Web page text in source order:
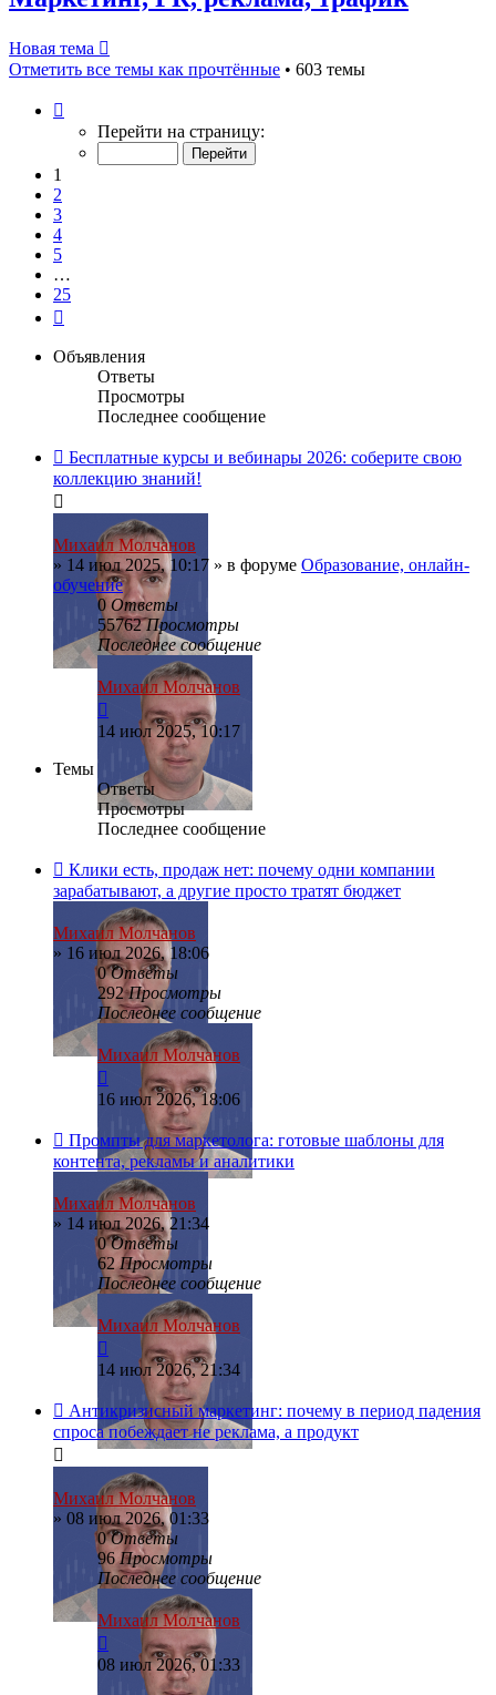
Новая тема
Отметить все темы как прочтённые • 603 темы
Перейти на страницу:
1
2
3
4
5
…
25
Объявления
Ответы
Просмотры
Последнее сообщение
Бесплатные курсы и вебинары 2026: соберите свою
коллекцию знаний!
Михаил Молчанов
» 14 июл 2025, 10:17 » в форуме Образование, онлайн-
обучение
0 Ответы
55762Просмотры
Последнее сообщение
Михаил Молчанов
14 июл 2025, 10:17
Темы
Ответы
Просмотры
Последнее сообщение
Клики есть, продаж нет: почему одни компании
зарабатывают, а другие просто тратят бюджет
Михаил Молчанов
» 16 июл 2026, 18:06
0Ответы
292Просмотры
Последнее сообщение
Михаил Молчанов
16 июл 2026, 18:06
Промпты для маркетолога: готовые шаблоны для
контента, рекламы и аналитики
Михаил Молчанов
» 14 июл 2026, 21:34
0Ответы
62Просмотры
Последнее сообщение
Михаил Молчанов
14 июл 2026, 21:34
Антикризисный маркетинг: почему в период падения
спроса побеждает не реклама, а продукт
Михаил Молчанов
» 08 июл 2026, 01:33
0Ответы
96Просмотры
Последнее сообщение
Михаил Молчанов
08 июл 2026, 01:33